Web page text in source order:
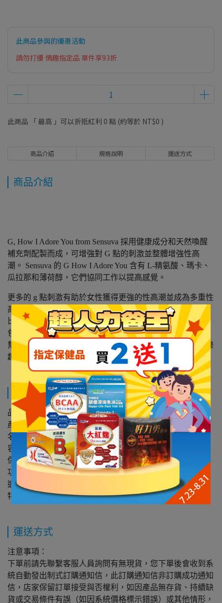
此商品參與的優惠活動
請勿打擾 情趣指定品 單件享93折
此商品 「 最高 」可以折抵紅利 0 點 (約等於 NT$0 )
商品介紹 規格說明 運送方式
商品介紹
G, How I Adore You from Sensuva 採用健康成分和天然喚醒
補充劑配製而成，可增強對 G 點的刺激並整體增強性高
潮。 Sensuva 的 G How I Adore You 含有 L-精氨酸、瑪卡、
瓜拉那和薄荷醇，它們協同工作以提高感覺。
更多的 g 點刺激有助於女性獲得更強的性高潮並成為多重性
高潮。
比其他產品含有更多的L-精氨酸。
包括薄荷醇，以幫助喚醒神經末梢並將血液帶到表面
幫助女性更享受滲透；安全地嘗試身體的其他部位以獲得樂
趣！
規格說明
品牌:SENSUVA
產地:美國
名稱:Sensuva｜G, How I Adore You｜G點刺激凝膠 50ml
容量:50ml
保值期:開瓶後保值期24個月
功效:性愛前戲催情助興之用
適用:嘗試更多快感/體驗不同的刺激
特點:刺激G點/提升敏感/快速高潮
運送方式
注意事項：
下單前請先聯繫客服人員詢問有無現貨，您下單後會收到系
統自動發出制式訂購通知信，此訂購通知信非訂購成功通知
信，店家保留訂單接受與否權利，如因產品無存貨、持續缺
貨或交易條件有誤（如因系統價格標示錯誤）或其他情形，